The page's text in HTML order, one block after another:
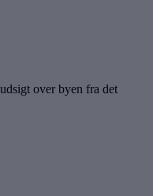
over byen fra det